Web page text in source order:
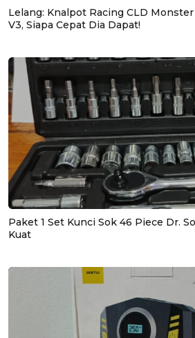
Lelang: Knalpot Racing CLD Monster
V3, Siapa Cepat Dia Dapat!
Paket 1 Set Kunci Sok 46 Piece Dr.
Kuat